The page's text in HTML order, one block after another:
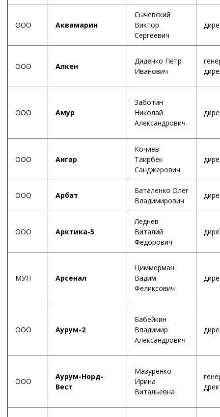
ООО Аквамарин
Сычевский
Виктор
Сергеевич
ООО Алкен
Диденко Петр
Иванович
ООО Амур
Заботин
Николай
Александрович
ООО Ангар
Кочиев
Таирбек
Санджерович
ООО Арбат
Баталенко Олег
Владимирович
ООО Арктика-5
Леднев
Виталий
Федорович
МУП Арсенал
Циммерман
Вадим
Феликсович
ООО Аурум-2
Бабейкин
Владимир
Александрович
ООО
Аурум-Норд-
Вест
Мазуренко
Ирина
Витальевна